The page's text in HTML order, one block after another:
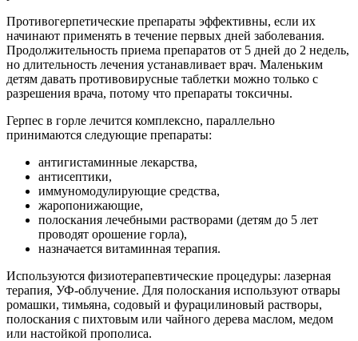
Противогерпетические препараты эффективны, если их
начинают применять в течение первых дней заболевания.
Продолжительность приема препаратов от 5 дней до 2 недель,
но длительность лечения устанавливает врач. Маленьким
детям давать противовирусные таблетки можно только с
разрешения врача, потому что препараты токсичны.
Герпес в горле лечится комплексно, параллельно
принимаются следующие препараты:
антигистаминные лекарства,
антисептики,
иммуномодулирующие средства,
жаропонижающие,
полоскания лечебными растворами (детям до 5 лет
проводят орошение горла),
назначается витаминная терапия.
Используются физиотерапевтические процедуры: лазерная
терапия, УФ-облучение. Для полоскания используют отвары
ромашки, тимьяна, содовый и фурацилиновый растворы,
полоскания с пихтовым или чайного дерева маслом, медом
или настойкой прополиса.